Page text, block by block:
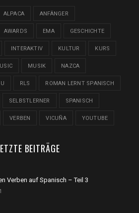
ALPACA ANFÄNGER
AWARDS EMA GESCHICHTE
INTERAKTIV KULTUR KURS
MUSIK NAZCA
RLS ROMAN LERNT SPANISCH
SELBSTLERNER SPANISCH
VERBEN VICUÑA YOUTUBE
BEITRÄGE
Verben auf Spanisch – Teil 3